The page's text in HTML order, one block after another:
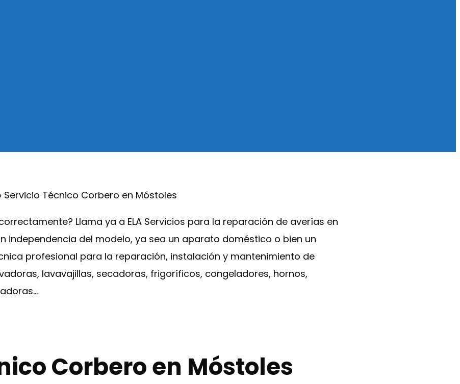
Servicio Técnico Corbero en Móstoles
Llama ya a ELA Servicios para la reparación de averías en
independencia del modelo, ya sea un aparato doméstico o bien un
profesional para la reparación, instalación y mantenimiento de
lavavajillas, secadoras, frigoríficos, congeladores, hornos,
Corbero en Móstoles